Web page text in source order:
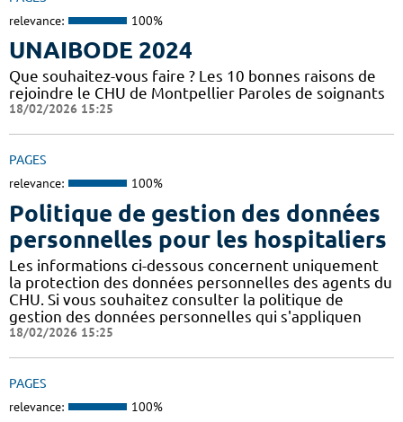
relevance: 100%
UNAIBODE 2024
Que souhaitez-vous faire ? Les 10 bonnes raisons de
rejoindre le CHU de Montpellier Paroles de soignants
18/02/2026 15:25
PAGES
relevance: 100%
Politique de gestion des données
personnelles pour les hospitaliers
Les informations ci-dessous concernent uniquement
la protection des données personnelles des agents du
CHU. Si vous souhaitez consulter la politique de
gestion des données personnelles qui s'appliquen
18/02/2026 15:25
PAGES
relevance: 100%